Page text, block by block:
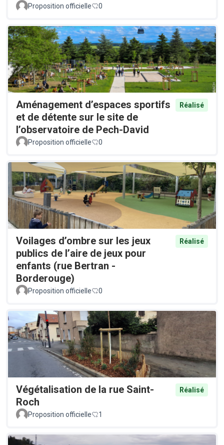
Proposition officielle 0
Aménagement d’espaces sportifs
et de détente sur le site de
l’observatoire de Pech-David
Réalisé
Proposition officielle 0
Voilages d’ombre sur les jeux
publics de l’aire de jeux pour
enfants (rue Bertran -
Borderouge)
Réalisé
Proposition officielle 0
Végétalisation de la rue Saint-
Roch
Réalisé
Proposition officielle 1